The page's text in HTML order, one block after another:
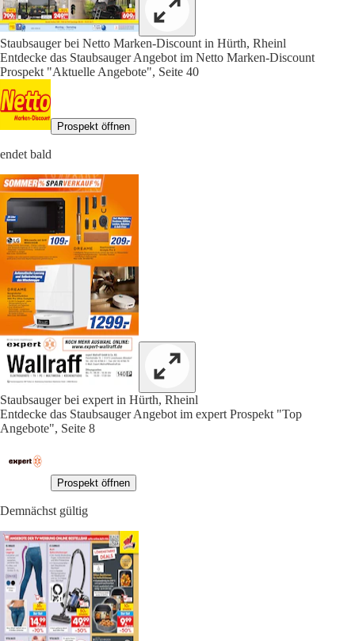
Staubsauger bei Netto Marken-Discount in Hürth, Rheinl
Entdecke das Staubsauger Angebot im Netto Marken-Discount
Prospekt "Aktuelle Angebote", Seite 40
Prospekt öffnen
endet bald
Staubsauger bei expert in Hürth, Rheinl
Entdecke das Staubsauger Angebot im expert Prospekt "Top
Angebote", Seite 8
Prospekt öffnen
Demnächst gültig